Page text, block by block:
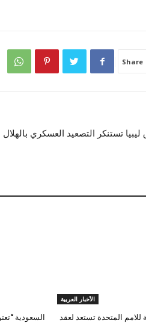
Share
تستنكر التصعيد العسكري بالهلال
السعودية
الأخبار العربية
للامم المتحدة تستعد لعقد